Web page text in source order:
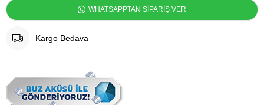
WHATSAPPTAN SİPARİŞ VER
Kargo Bedava